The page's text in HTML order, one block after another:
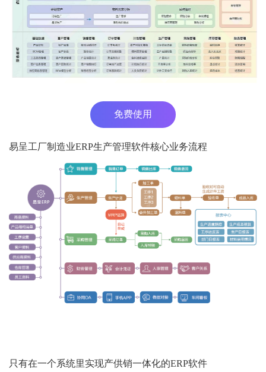
免费使用
易呈工厂制造业ERP生产管理软件核心业务流程
只有在一个系统里实现产供销一体化的ERP软件